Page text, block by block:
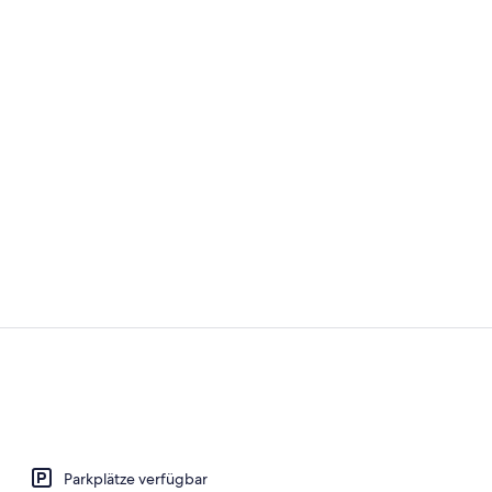
Parkplätze verfügbar